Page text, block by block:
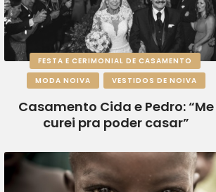
FESTA E CERIMONIAL DE CASAMENTO
MODA NOIVA
VESTIDOS DE NOIVA
Casamento Cida e Pedro: “Me
curei pra poder casar”